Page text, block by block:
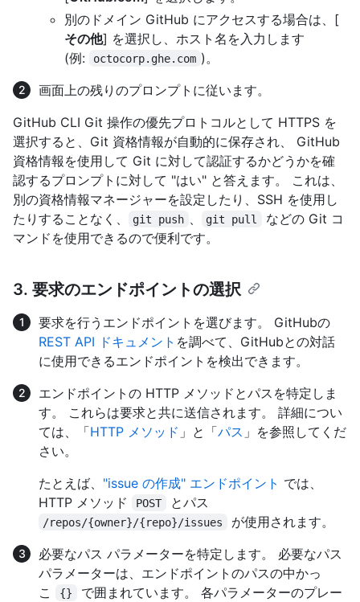
別のドメイン GitHub にアクセスする場合は、[
その他] を選択し、ホスト名を入力します
(例:
octocorp.ghe.com )。
画面上の残りのプロンプトに従います。
GitHub CLI Git 操作の優先プロトコルとして HTTPS を
選択すると、Git 資格情報が自動的に保存され、 GitHub
資格情報を使用して Git に対して認証するかどうかを確
認するプロンプトに対して "はい" と答えます。 これは、
別の資格情報マネージャーを設定したり、SSH を使用し
たりすることなく、
git push git pull
などの Git コ
マンドを使用できるので便利です。
3. 要求のエンドポイントの選択
要求を行うエンドポイントを選びます。 GitHubの
REST API ドキュメント を調べて、GitHubとの対話
に使用できるエンドポイントを検出できます。
エンドポイントの HTTP メソッドとパスを特定しま
す。 これらは要求と共に送信されます。 詳細につい
ては、「HTTP メソッド 」と「パス 」を参照してくだ
さい。
たとえば、 "issue の作成" エンドポイント では、
HTTP メソッド
POST とパス
/repos/{owner}/{repo}/issues
が使用されます。
必要なパス パラメーターを特定します。 必要なパス
パラメーターは、エンドポイントのパスの中かっ
こ
{}
で囲まれています。 各パラメーターのプレー